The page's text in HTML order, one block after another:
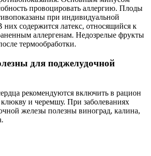
провоцировать аллергию. Плоды
при индивидуальной
них содержится латекс, относящийся к
аллергенам. Недозрелые фрукты
термообработки.
для поджелудочной
рекомендуются включить в рацион
и черемшу. При заболеваниях
железы полезны виноград, калина,